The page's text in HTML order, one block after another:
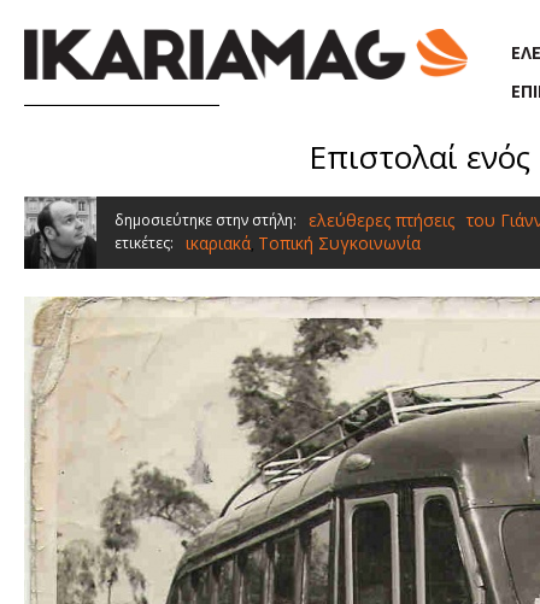
Επιστολαί
δημοσιεύτηκε στην στήλη: ελεύθερες πτήσεις του
ετικέτες: ικαριακά, Τοπική Συγκοινωνία